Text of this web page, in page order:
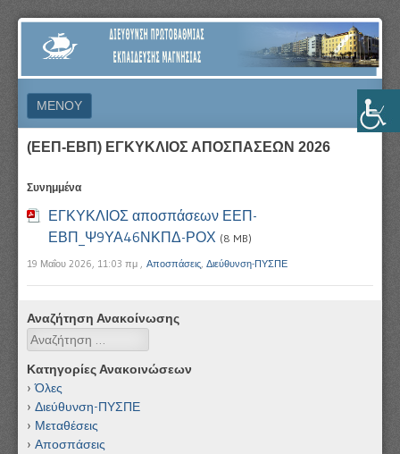
ΔΙΕΎΘΥΝΣΗ
ΠΡΩΤΟΒΆΘΜΙΑΣ
ΕΚΠΑΊΔΕΥΣΗΣ
ΜΑΓΝΗΣΊΑΣ
ΜΕΝΟΎ
ΜΕΤΆΒΑΣΗ ΣΕ ΠΕΡΙΕΧΌΜΕΝΟ
(ΕΕΠ-ΕΒΠ) ΕΓΚΥΚΛΙΟΣ ΑΠΟΣΠΑΣΕΩΝ 2026
Συνημμένα
ΕΓΚΥΚΛΙΟΣ αποσπάσεων ΕΕΠ-
ΕΒΠ_Ψ9ΥΑ46ΝΚΠΔ-ΡΟΧ (8 MB)
19 Μαΐου 2026, 11:03 πμ , Αποσπάσεις, Διεύθυνση-ΠΥΣΠΕ
Αναζήτηση Ανακοίνωσης
Αναζήτηση
Κατηγορίες Ανακοινώσεων
Όλες
Διεύθυνση-ΠΥΣΠΕ
Μεταθέσεις
Αποσπάσεις